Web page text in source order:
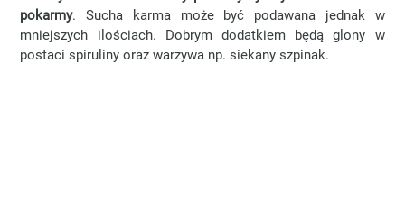
pokarmy. Sucha karma może być podawana jednak w
mniejszych ilościach. Dobrym dodatkiem będą glony w
postaci spiruliny oraz warzywa np. siekany szpinak.